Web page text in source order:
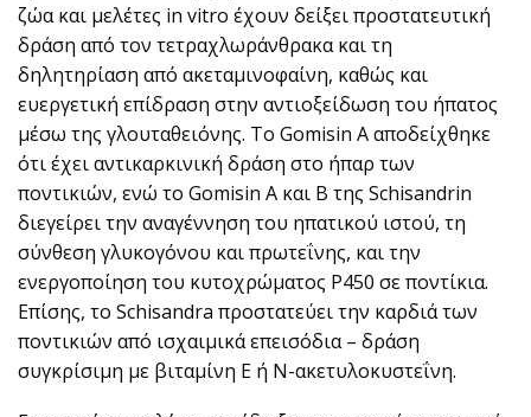
ζώα και μελέτες in vitro έχουν δείξει προστατευτική
δράση από τον τετραχλωράνθρακα και τη
δηλητηρίαση από ακεταμινοφαίνη, καθώς και
ευεργετική επίδραση στην αντιοξείδωση του ήπατος
μέσω της γλουταθειόνης. Το Gomisin Α αποδείχθηκε
ότι έχει αντικαρκινική δράση στο ήπαρ των
ποντικιών, ενώ το Gomisin Α και Β της Schisandrin
διεγείρει την αναγέννηση του ηπατικού ιστού, τη
σύνθεση γλυκογόνου και πρωτεΐνης, και την
ενεργοποίηση του κυτοχρώματος Ρ450 σε ποντίκια.
Επίσης, το Schisandra προστατεύει την καρδιά των
ποντικιών από ισχαιμικά επεισόδια – δράση
συγκρίσιμη με βιταμίνη Ε ή Ν-ακετυλοκυστεΐνη.